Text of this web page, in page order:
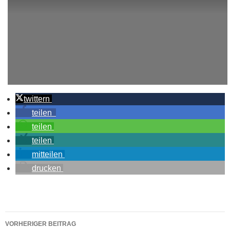
twittern
teilen
teilen
teilen
mitteilen
drucken
Beitragsnavigation
VORHERIGER BEITRAG